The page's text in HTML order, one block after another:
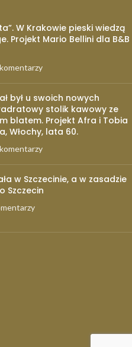
W Krakowie pieski wiedzą
Projekt Mario Bellini dla B&B
był u swoich nowych
stolik kawowy ze
blatem. Projekt Afra i Tobia
Włochy, lata 60.
w Szczecinie, a w zasadzie
Szczecin